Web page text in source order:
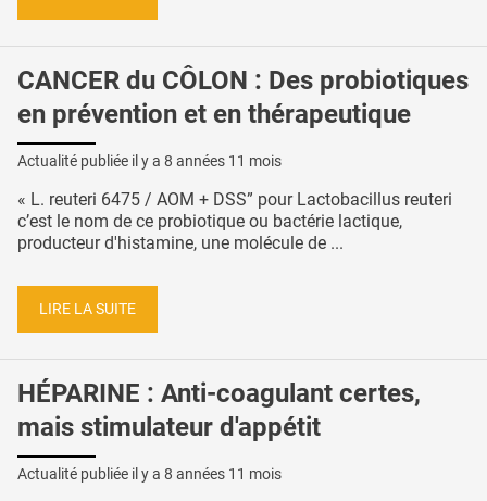
CANCER du CÔLON : Des probiotiques
en prévention et en thérapeutique
Actualité publiée il y a 8 années 11 mois
« L. reuteri 6475 / AOM + DSS” pour Lactobacillus reuteri
c’est le nom de ce probiotique ou bactérie lactique,
producteur d'histamine, une molécule de ...
LIRE LA SUITE
HÉPARINE : Anti-coagulant certes,
mais stimulateur d'appétit
Actualité publiée il y a 8 années 11 mois